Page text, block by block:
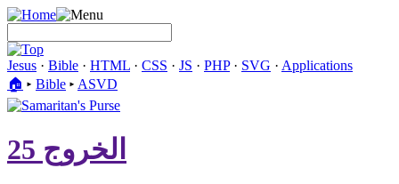
Jesus · Bible · HTML · CSS · JS · PHP· SVG · Applications
🏠︎ ▸ Bible ▸ ASVD
الخروج 25